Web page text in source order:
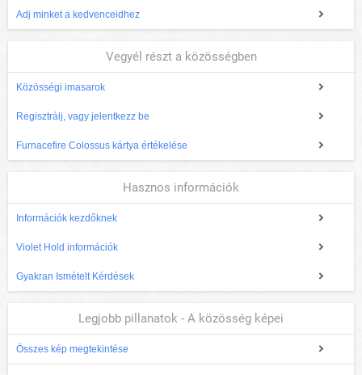
Adj minket a kedvenceidhez
Vegyél részt a közösségben
Közösségi imasarok
Regisztrálj, vagy jelentkezz be
Furnacefire Colossus kártya értékelése
Hasznos információk
Információk kezdőknek
Violet Hold információk
Gyakran Ismételt Kérdések
Legjobb pillanatok - A közösség képei
Összes kép megtekintése